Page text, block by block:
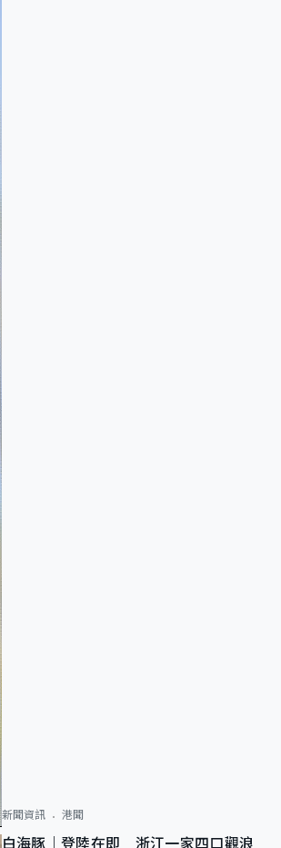
新聞資訊 港聞
白海豚｜登陸在即 浙江一家四口觀浪